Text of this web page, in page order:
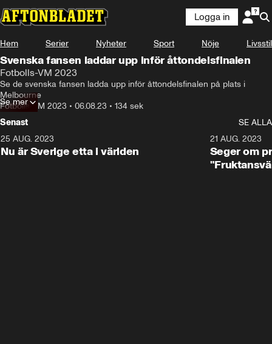
Logga in
Hem Serier Nyheter Sport Nöje Livsstil
Svenska fansen laddar upp inför åttondelsfinalen
Fotbolls-VM 2023
Se de svenska fansen ladda upp inför åttondelsfinalen på plats i
Melbourne
Fotbolls-VM 2023 • 06.08.23 • 134 sek
Se mer
Senast
SE ALLA
25 AUG. 2023
Nu är Sverige etta i världen
21 AUG. 2023
Seger om